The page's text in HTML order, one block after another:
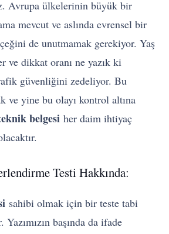
Avrupa ülkelerinin büyük bir
mevcut ve aslında evrensel bir
de unutmamak gerekiyor. Yaş
ve dikkat oranı ne yazık ki
güvenliğini zedeliyor. Bu
ve yine bu olayı kontrol altına
belgesiher daim ihtiyaç
Testi Hakkında:
sahibi olmak için bir teste tabi
Yazımızın başında da ifade